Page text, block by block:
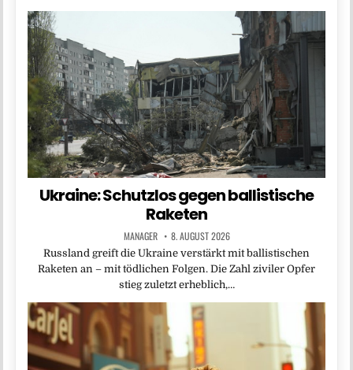
Ukraine: Schutzlos gegen ballistische
Raketen
MANAGER 8. AUGUST 2026
Russland greift die Ukraine verstärkt mit ballistischen
Raketen an – mit tödlichen Folgen. Die Zahl ziviler Opfer
stieg zuletzt erheblich,…